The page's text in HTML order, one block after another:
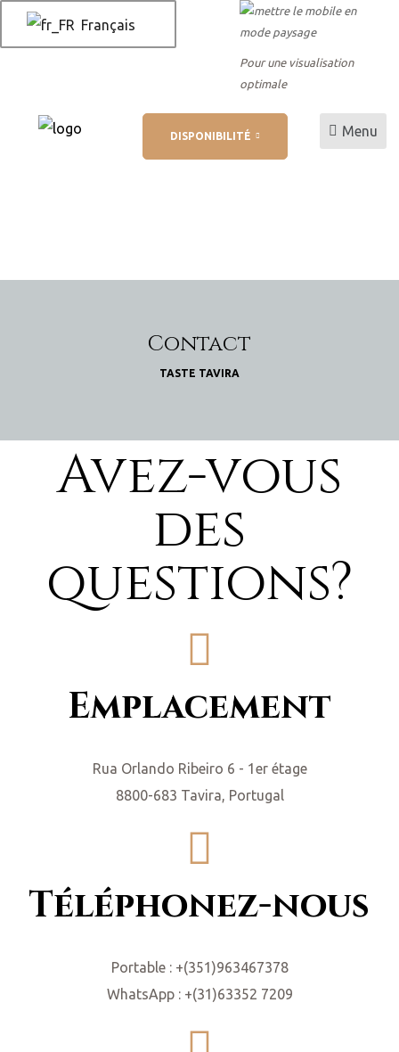
Français
Pour une visualisation
optimale
DISPONIBILITÉ Menu
Contact
TASTE TAVIRA
Avez-vous
des
questions?
Emplacement
Rua Orlando Ribeiro 6 - 1er étage
8800-683 Tavira, Portugal
Téléphonez-nous
Portable : +(351)963467378
WhatsApp : +(31)63352 7209